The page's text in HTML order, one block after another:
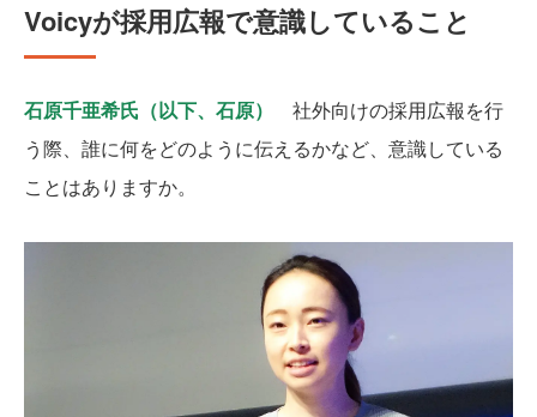
Voicyが採用広報で意識していること
石原千亜希氏（以下、石原）
社外向けの採用広報を行
う際、誰に何をどのように伝えるかなど、意識している
ことはありますか。